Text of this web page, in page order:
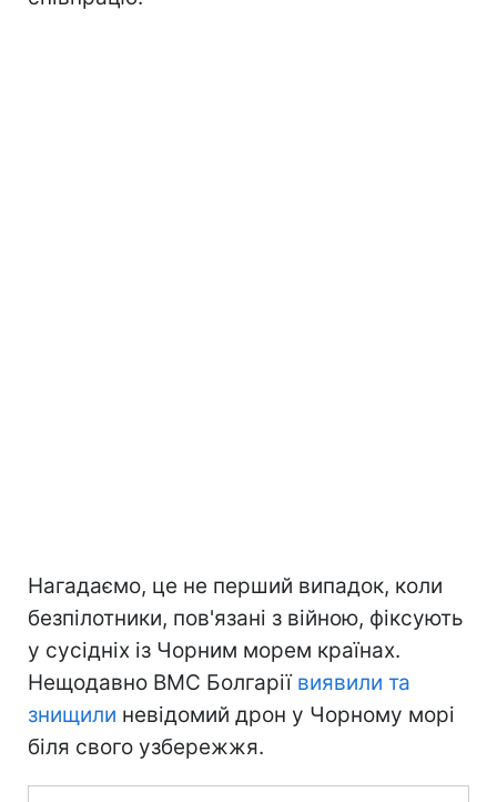
Нагадаємо, це не перший випадок, коли
безпілотники, пов'язані з війною, фіксують
у сусідніх із Чорним морем країнах.
Нещодавно ВМС Болгарії виявили та
знищили невідомий дрон у Чорному морі
біля свого узбережжя.